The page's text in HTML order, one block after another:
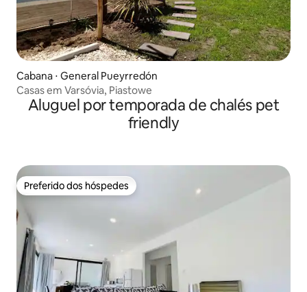
Cabana ⋅ General Pueyrredón
Casas em Varsóvia, Piastowe
Aluguel por temporada de chalés pet
friendly
Preferido dos hóspedes
Preferido dos hóspedes